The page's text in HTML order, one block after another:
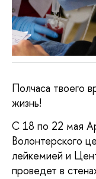
Полчаса твоего
жизнь!
С 18 по 22 мая
Волонтерского
лейкемией и
проведет в